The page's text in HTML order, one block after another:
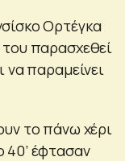
Ορτέγκα
του παρασχεθεί
να παραμείνει
το πάνω χέρι
40’ έφτασαν